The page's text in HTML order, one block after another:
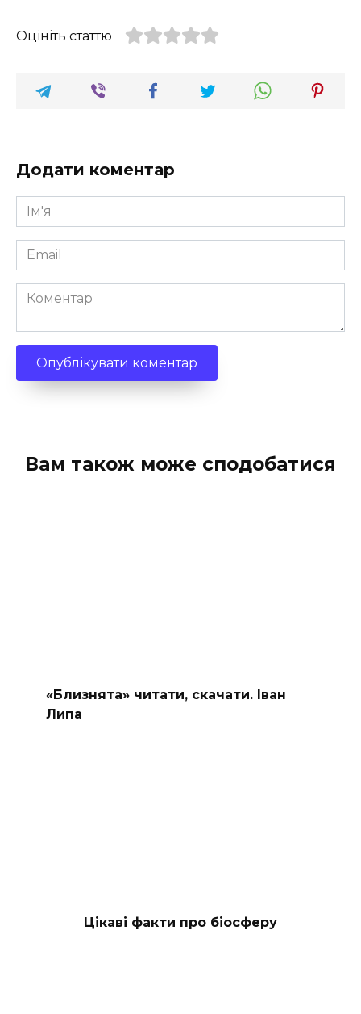
Оцініть статтю
Додати коментар
Ім'я
*
Email
*
Коментар
Вам також може сподобатися
«Близнята» читати, скачати. Іван
Липа
Цікаві факти про біосферу